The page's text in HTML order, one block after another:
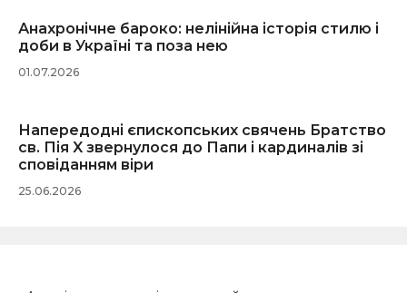
Анахронічне бароко: нелінійна історія стилю і
доби в Україні та поза нею
01.07.2026
Напередодні єпископських свячень Братство
св. Пія X звернулося до Папи і кардиналів зі
сповіданням віри
25.06.2026